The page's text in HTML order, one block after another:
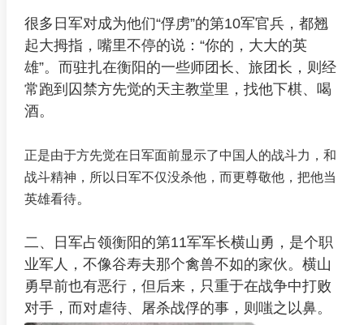
很多日军对成为他们“俘虏”的第10军官兵，都翘
起大拇指，嘴里不停的说：“你的，大大的英
雄”。而驻扎在衡阳的一些师团长、旅团长，则经
常跑到囚禁方先觉的天主教堂里，找他下棋、喝
酒。
正是由于方先觉在日军面前显示了中国人的战斗力，和
战斗精神，所以日军不仅没杀他，而更尊敬他，把他当
英雄看待。
二、日军占领衡阳的第11军军长横山勇，是个职
业军人，不像谷寿夫那个禽兽不如的家伙。横山
勇早前也有恶行，但后来，只重于在战争中打败
对手，而对虐待、屠杀战俘的事，则嗤之以鼻。